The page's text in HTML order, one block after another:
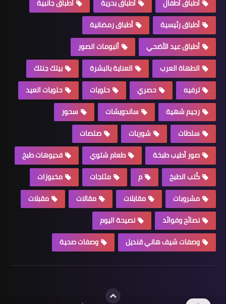
أطباق أطفال أطباق بحرية
أطباق جانبية
أطباق رئيسية
أطباق رمضانية
أطباق عيد الأضحي
ألبومات الصور
الطهاة العرب
العناية بالبشرة
بيتك جنتك
ترفيه
حصري حلويات
حلويات العيد
رجيم شهية
ساندويشات
سحور
سلطات
شوربات
صلصات
صور أطيب طبخة
طعام شتوي
فديوهات طبخ
كُتب الطبخ
م مثلجات
مخبوزات
مشروبات
مقابلات مقالات
مقبلات
نصائح وفوائد
نصيحة اليوم
وصفات شيف هاني قنديل
وصفات صحية